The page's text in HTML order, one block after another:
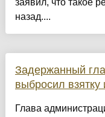
заявил, что такое
назад....
Задержанный
выбросил взятку
Глава